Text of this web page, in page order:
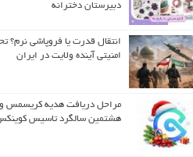
دبیرستان دخترانه
انتقال قدرت یا فروپاشی نرم؟
امنیتی آینده ولایت در ایران
مراحل دریافت هدیه کریسمس و
هشتمین سالگرد تاسیس